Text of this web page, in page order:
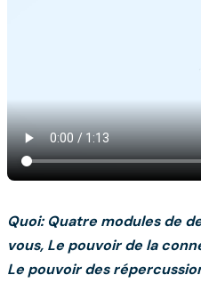
Quoi: Quatre modules de
vous, Le pouvoir de la
Le pouvoir des